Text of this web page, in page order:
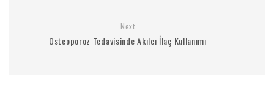
Next
Osteoporoz Tedavisinde Akılcı İlaç Kullanımı